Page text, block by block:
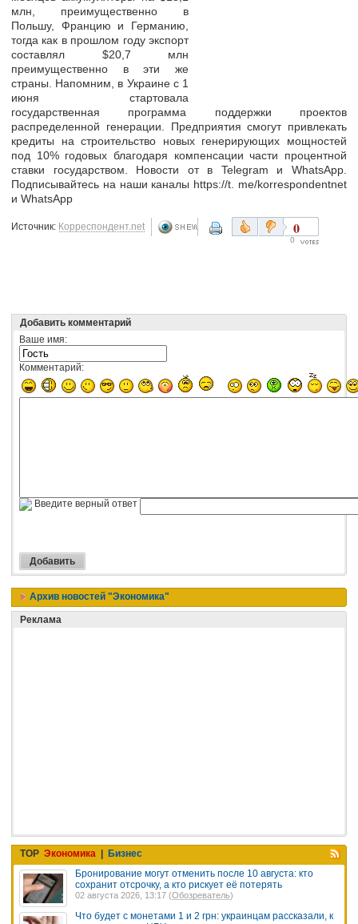
млн, преимущественно в
Польшу, Францию и Германию,
тогда как в прошлом году экспорт
составлял $20,7 млн
преимущественно в эти же
страны. Напомним, в Украине с 1
июня стартовала
государственная программа поддержки проектов
распределенной генерации. Предприятия смогут привлекать
кредиты на строительство новых генерирующих мощностей
под 10% годовых благодаря компенсации части процентной
ставки государством. Новости от в Telegram и WhatsApp.
Подписывайтесь на наши каналы https://t. me/korrespondentnet
и WhatsApp
Источник: Корреспондент.net 0
0
Добавить комментарий
Ваше имя:
Комментарий:
Введите верный ответ
Архив новостей "Экономика"
Реклама
TOP Экономика | Бизнес
Бронирование могут отменить после 10 августа: кто
сохранит отсрочку, а кто рискует её потерять
02 августа 2026, 13:17 (Обозреватель)
Что будет с монетами 1 и 2 грн: украинцам рассказали, к